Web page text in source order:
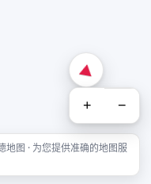
+ −
图 · 为您提供准确的地图服